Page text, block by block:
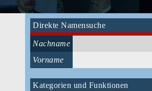
Direkte Namensuche
Nachname
Vorname
Kategorien und Funktionen